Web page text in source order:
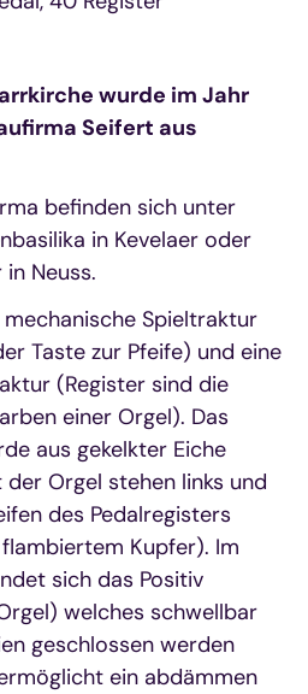
wurde im Jahr
Seifert aus
befinden sich unter
in Kevelaer oder
Neuss.
Spieltraktur
Taste zur Pfeife) und eine
(Register sind die
einer Orgel). Das
aus gekelkter Eiche
Orgel stehen links und
des Pedalregisters
Kupfer). Im
sich das Positiv
welches schwellbar
geschlossen werden
ein abdämmen